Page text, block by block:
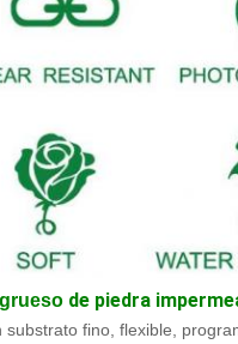
de piedra
substrato fino, flexible,